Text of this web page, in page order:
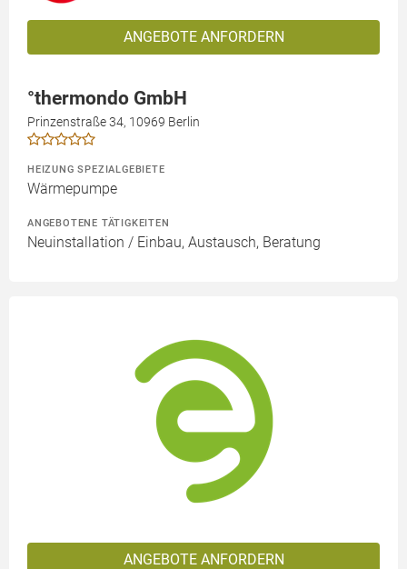
ANGEBOTE ANFORDERN
°thermondo GmbH
Prinzenstraße 34, 10969 Berlin
HEIZUNG SPEZIALGEBIETE
Wärmepumpe
ANGEBOTENE TÄTIGKEITEN
Neuinstallation / Einbau, Austausch, Beratung
ANGEBOTE ANFORDERN